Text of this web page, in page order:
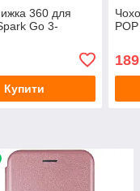
360 для
Go 3-
Купити
189